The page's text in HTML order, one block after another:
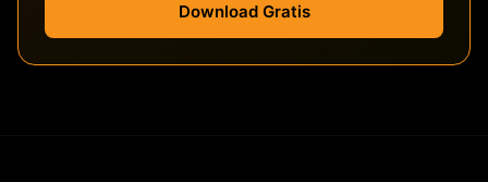
Download Gratis